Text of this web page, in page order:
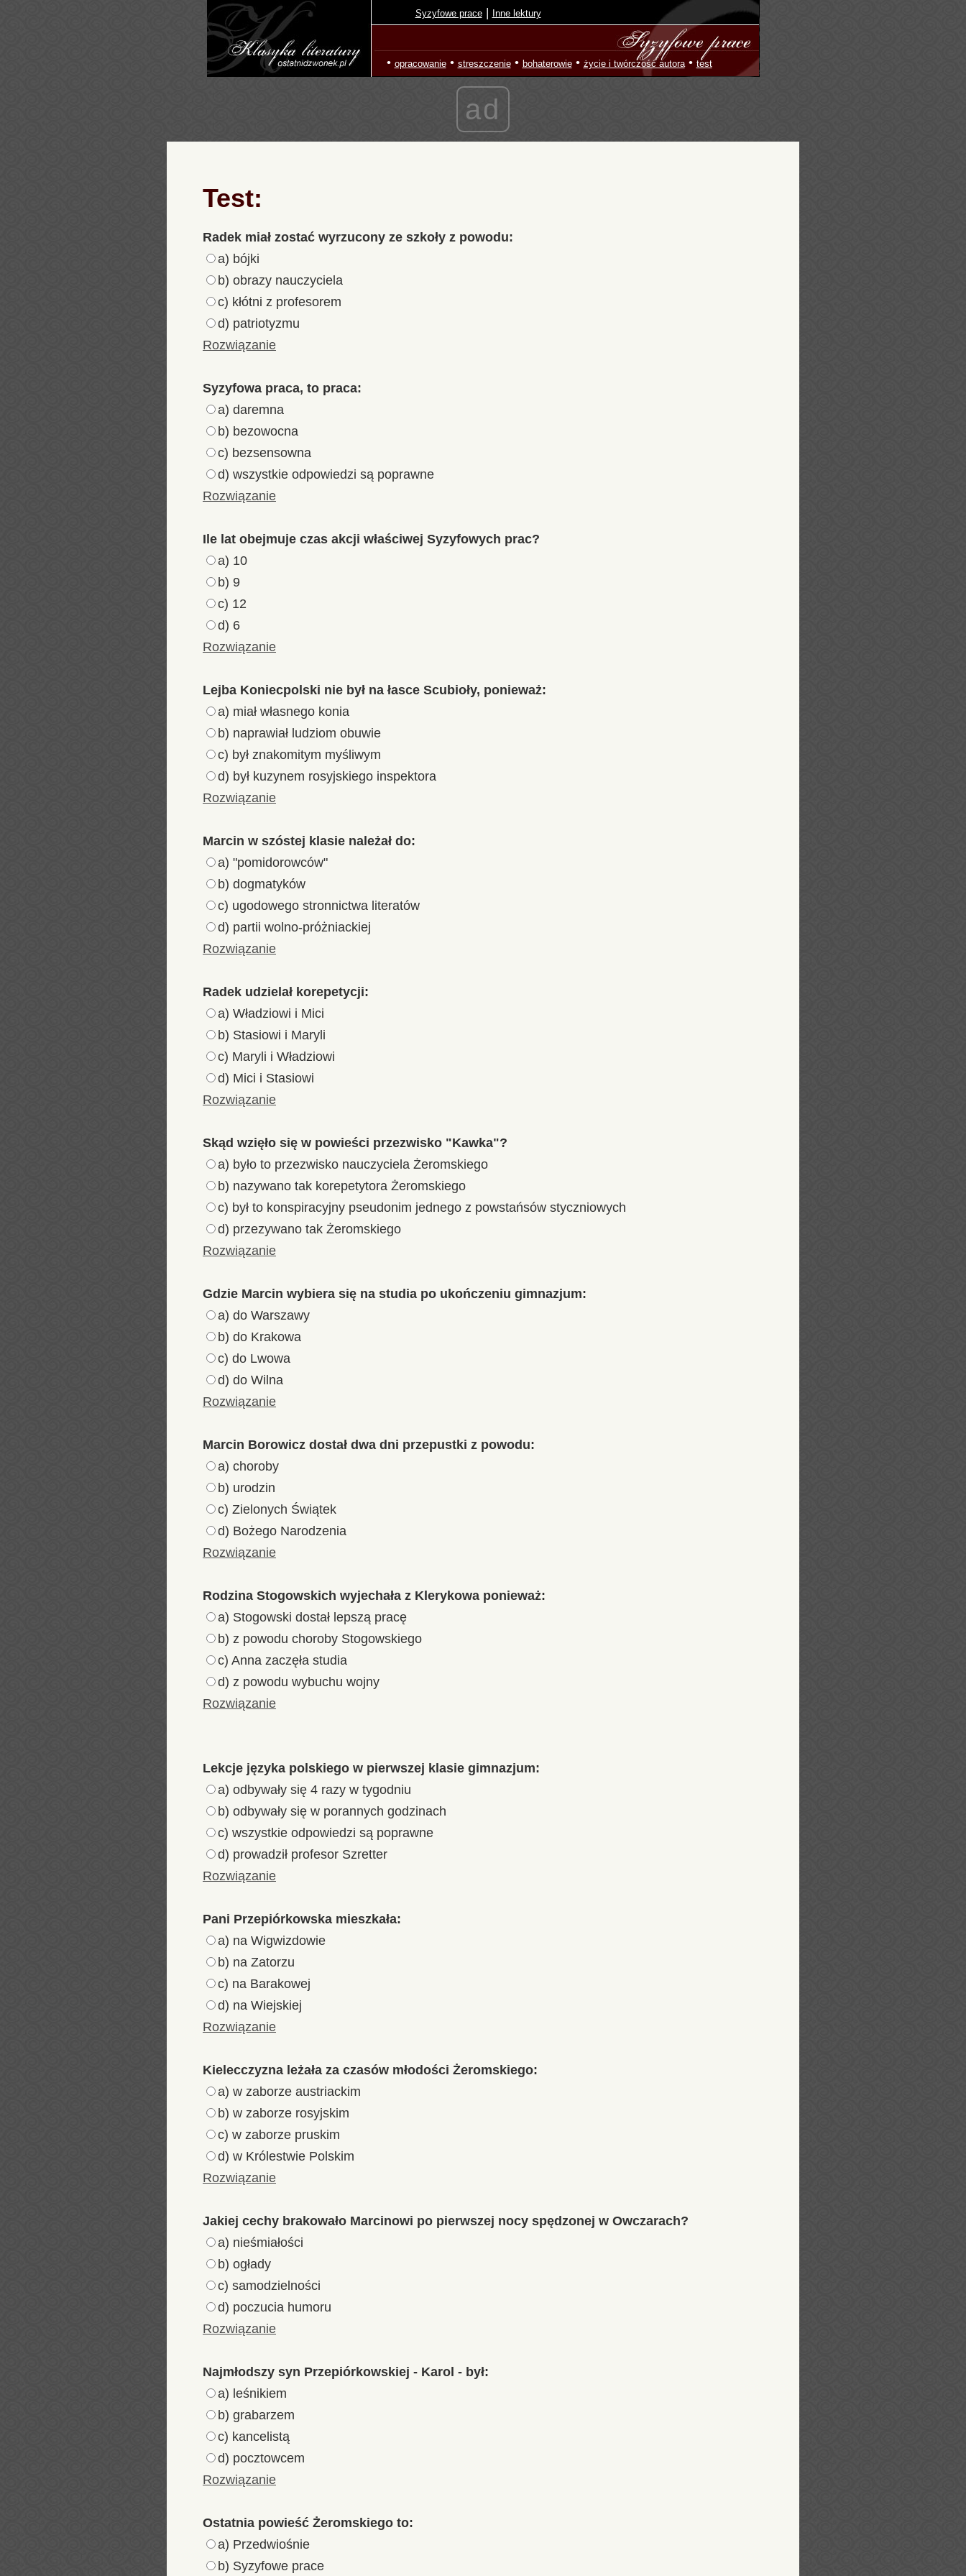
Syzyfowe prace | Inne lektury
• opracowanie• streszczenie• bohaterowie• życie i twórczość autora• test
ad
Test:
Radek miał zostać wyrzucony ze szkoły z powodu:
a) bójki
b) obrazy nauczyciela
c) kłótni z profesorem
d) patriotyzmu
Rozwiązanie
Syzyfowa praca, to praca:
a) daremna
b) bezowocna
c) bezsensowna
d) wszystkie odpowiedzi są poprawne
Rozwiązanie
Ile lat obejmuje czas akcji właściwej Syzyfowych prac?
a) 10
b) 9
c) 12
d) 6
Rozwiązanie
Lejba Koniecpolski nie był na łasce Scubioły, ponieważ:
a) miał własnego konia
b) naprawiał ludziom obuwie
c) był znakomitym myśliwym
d) był kuzynem rosyjskiego inspektora
Rozwiązanie
Marcin w szóstej klasie należał do:
a) "pomidorowców"
b) dogmatyków
c) ugodowego stronnictwa literatów
d) partii wolno-próżniackiej
Rozwiązanie
Radek udzielał korepetycji:
a) Władziowi i Mici
b) Stasiowi i Maryli
c) Maryli i Władziowi
d) Mici i Stasiowi
Rozwiązanie
Skąd wzięło się w powieści przezwisko "Kawka"?
a) było to przezwisko nauczyciela Żeromskiego
b) nazywano tak korepetytora Żeromskiego
c) był to konspiracyjny pseudonim jednego z powstańsów styczniowych
d) przezywano tak Żeromskiego
Rozwiązanie
Gdzie Marcin wybiera się na studia po ukończeniu gimnazjum:
a) do Warszawy
b) do Krakowa
c) do Lwowa
d) do Wilna
Rozwiązanie
Marcin Borowicz dostał dwa dni przepustki z powodu:
a) choroby
b) urodzin
c) Zielonych Świątek
d) Bożego Narodzenia
Rozwiązanie
Rodzina Stogowskich wyjechała z Klerykowa ponieważ:
a) Stogowski dostał lepszą pracę
b) z powodu choroby Stogowskiego
c) Anna zaczęła studia
d) z powodu wybuchu wojny
Rozwiązanie
Lekcje języka polskiego w pierwszej klasie gimnazjum:
a) odbywały się 4 razy w tygodniu
b) odbywały się w porannych godzinach
c) wszystkie odpowiedzi są poprawne
d) prowadził profesor Szretter
Rozwiązanie
Pani Przepiórkowska mieszkała:
a) na Wigwizdowie
b) na Zatorzu
c) na Barakowej
d) na Wiejskiej
Rozwiązanie
Kielecczyzna leżała za czasów młodości Żeromskiego:
a) w zaborze austriackim
b) w zaborze rosyjskim
c) w zaborze pruskim
d) w Królestwie Polskim
Rozwiązanie
Jakiej cechy brakowało Marcinowi po pierwszej nocy spędzonej w Owczarach?
a) nieśmiałości
b) ogłady
c) samodzielności
d) poczucia humoru
Rozwiązanie
Najmłodszy syn Przepiórkowskiej - Karol - był:
a) leśnikiem
b) grabarzem
c) kancelistą
d) pocztowcem
Rozwiązanie
Ostatnia powieść Żeromskiego to:
a) Przedwiośnie
b) Syzyfowe prace